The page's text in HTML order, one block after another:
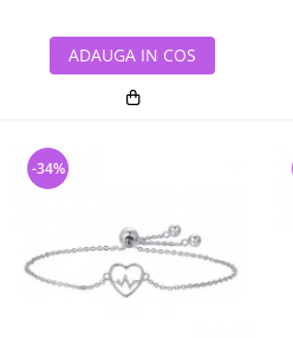
ADAUGA IN COS
-34%